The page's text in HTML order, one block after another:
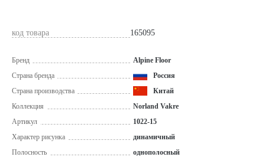
код товара 165095
Бренд
Alpine Floor
Страна бренда
Россия
Страна производства
Китай
Коллекция
Norland Vakre
Артикул
1022-15
Характер рисунка
динамичный
Полосность
однополосный